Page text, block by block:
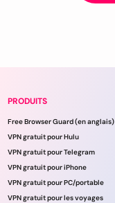
PRODUITS
Free Browser Guard (en anglais)
VPN gratuit pour Hulu
VPN gratuit pour Telegram
VPN gratuit pour iPhone
VPN gratuit pour PC/portable
VPN gratuit pour les voyages